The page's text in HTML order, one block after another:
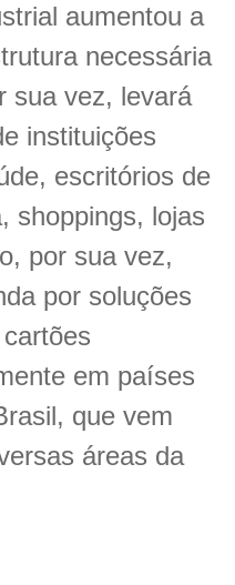
aumentou a
necessária
sua vez, levará
instituições
escritórios de
shoppings, lojas
por sua vez,
por soluções
em países
que vem
áreas da